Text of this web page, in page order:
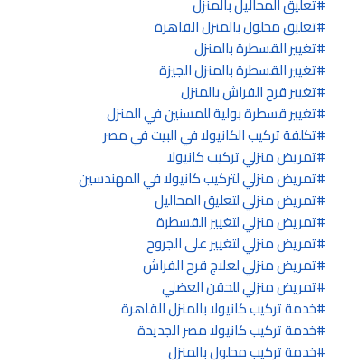
تعليق محلول بالمنزل القاهرة
تغيير القسطرة بالمنزل
تغيير القسطرة بالمنزل الجيزة
تغيير قرح الفراش بالمنزل
تغيير قسطرة بولية للمسنين في المنزل
تكلفة تركيب الكانيولا في البيت في مصر
تمريض منزلي تركيب كانيولا
تمريض منزلي لتركيب كانيولا في المهندسين
تمريض منزلي لتعليق المحاليل
تمريض منزلي لتغيير القسطرة
تمريض منزلي لتغيير على الجروح
تمريض منزلي لعلاج قرح الفراش
تمريض منزلي للحقن العضلي
خدمة تركيب كانيولا بالمنزل القاهرة
خدمة تركيب كانيولا مصر الجديدة
خدمة تركيب محلول بالمنزل